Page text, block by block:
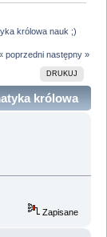
królowa nauk ;)
poprzedni następny »
DRUKUJ
królowa
Zapisane